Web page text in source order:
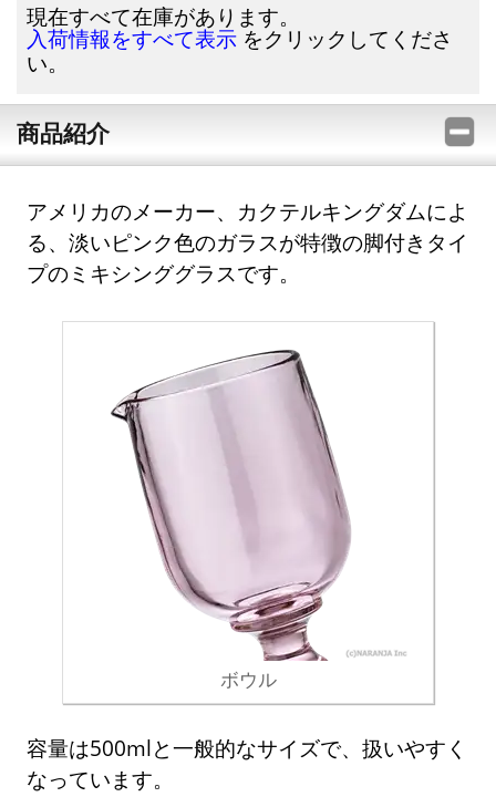
現在すべて在庫があります。
入荷情報をすべて表示 をクリックしてくださ
い。
商品紹介
アメリカのメーカー、カクテルキングダムによ
る、淡いピンク色のガラスが特徴の脚付きタイ
プのミキシンググラスです。
ボウル
容量は500mlと一般的なサイズで、扱いやすく
なっています。